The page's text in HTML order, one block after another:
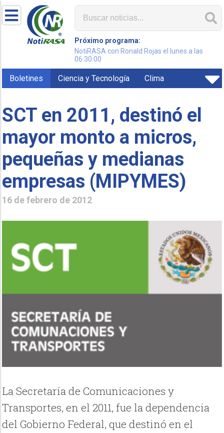
Próximo programa:
NotiRASA con Ronald Rojas el lunes a las
06:30:00
Boletines Ciencia y Tecnología Clima
SCT en 2011, destinó el
mayor monto a micros,
pequeñas y medianas
16 de febrero de 2012
La Secretaría de Comunicaciones y
Transportes, en el 2011, fue la dependencia
del Gobierno Federal, que destinó en el